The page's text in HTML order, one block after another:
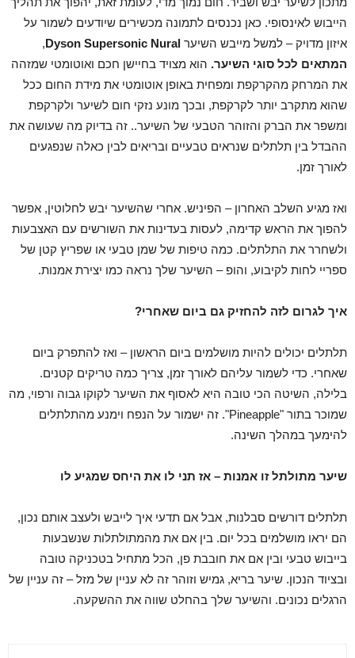
הייבוש לאינסופי. כאן נכנסים לתמונה מכשירים שיודעים לשמור על
איזון מדויק – למשל מייבש השיער Dyson Supersonic Nural
,
המתאים לכל סוגי השיער. הוא מצויד בחיישן חכם ואוטומטי שמזהה
את המרחק מהקרקפת ומפחית באופן אוטומטי את מידת החום ככל
שהוא מתקרב יותר לקרקפת, ובכך מונע נזקי חום לשיער ולקרקפת
ומשפר את הברק והזוהר הטבעי של השיער.. זה בדיוק מה שעושה את
ההבדל בין תלתלים שנראים טבעיים ובריאים לבין כאלה שנפגעים
לאורך זמן.
ואז מגיע השלב האחרון – הפיניש. אחרי שהשיער יבש לחלוטין, אפשר
להפוך את הראש קדימה, לעסות בעדינות את השורשים עם האצבעות
ולשחרר את התלתלים. כמה טיפות של שמן טבעי או שפריץ קטן של
ספריי לחות לקיבוע, והופ – השיער שלך נראה כמו יצירת אמנות.
איך לגרום לזה להחזיק גם ביום שאחרי?
תלתלים יכולים להיות מושלמים ביום הראשון – ואז להתפרק ביום
שאחרי. כדי לשמור עליהם לאורך זמן, צריך כמה טריקים קטנים.
בלילה, השיטה הכי טובה היא לאסוף את השיער לקוקו גבוה ורפוי, מה
שמוכר בתור "Pineapple". זה ישמור על הנפח וימנע מהתלתלים
להימעך במהלך השינה.
שיער מתולתל זו אמנות – אז תני לו את היחס שמגיע לו
תלתלים דורשים סבלנות, אבל אם תדעי איך לייבש ולעצב אותם נכון,
הם יראו מושלמים בכל יום. בין אם את מהמתולתלות שנשבעות
בייבוש טבעי ובין אם את חובבת פן, הכל מתחיל בטכניקה טובה
ובציוד הנכון. שיער בריא, גמיש וזוהר זה לא עניין של מזל – זה עניין של
הרגלים נכונים. והשיער שלך בהחלט שווה את ההשקעה.